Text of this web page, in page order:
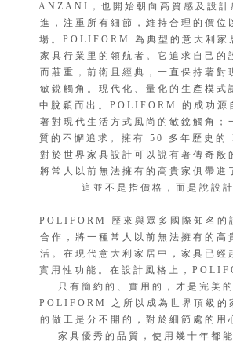
ANZANI，也開始朝向高質感及設計
進，注重所有細節，維持合理的價位
場。POLIFORM 為典型的意大利家
家具行業里的領航者。它追求自己的
而莊重，前衛且經典，一直保持著對
敏銳觸角。現代化、量化的生產模式
中脫穎而出。POLIFORM 的成功源
著對現代生活方式風尚的敏銳觸角；
質的不懈追求。擁有 50 多年歷史的
對於世界家具設計可以說有著傳奇般
將常人以前無法擁有的高貴家俱帶進
這並不是指價格，而是說設計
POLIFORM 歷來與眾多國際知名的
合作，將一種常人以前無法擁有的高
活。在現代意大利家居中，家具已經
實用性功能。在設計風格上，
只有簡約的、實用的，才是完美
POLIFORM 之所以成為世界頂級的
的做工是分不開的，對於細節處的用
家具優秀的品質，使用幾十年都